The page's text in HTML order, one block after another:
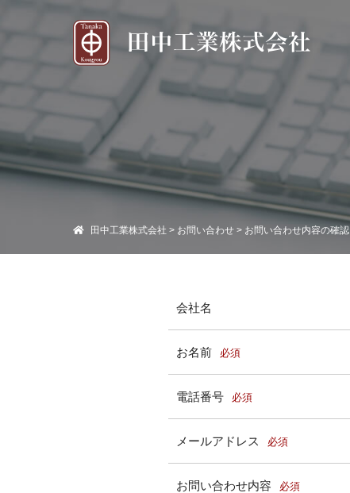
田中工業株式会社 > お問い合わせ > お問い合わせ内容の確認
会社名
お名前 必須
電話番号 必須
メールアドレス 必須
お問い合わせ内容 必須